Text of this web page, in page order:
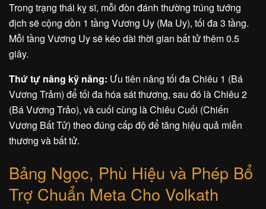
Trong trạng thái kỵ sĩ, mỗi đòn đánh thường trúng tướng
địch sẽ cộng dồn 1 tầng Vương Uy (Ma Uy), tối đa 3 tầng.
Mỗi tầng Vương Uy sẽ kéo dài thời gian bất tử thêm 0.5
giây.
Thứ tự nâng kỹ năng: Ưu tiên nâng tối đa Chiêu 1 (Bá
Vương Trảm) để tối đa hóa sát thương, sau đó là Chiêu 2
(Bá Vương Trảo), và cuối cùng là Chiêu Cuối (Chiến
Vương Bất Tử) theo đúng cấp độ để tăng hiệu quả miễn
thương và bất tử.
Bảng Ngọc, Phù Hiệu và Phép Bổ
Trợ Chuẩn Meta Cho Volkath